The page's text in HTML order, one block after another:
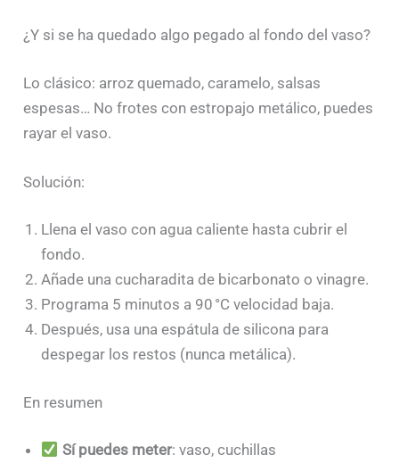
¿Y si se ha quedado algo pegado al fondo del vaso?
Lo clásico: arroz quemado, caramelo, salsas
espesas… No frotes con estropajo metálico, puedes
rayar el vaso.
Solución:
Llena el vaso con agua caliente hasta cubrir el
fondo.
Añade una cucharadita de bicarbonato o vinagre.
Programa 5 minutos a 90 °C velocidad baja.
Después, usa una espátula de silicona para
despegar los restos (nunca metálica).
En resumen
Sí puedes meter: vaso, cuchillas